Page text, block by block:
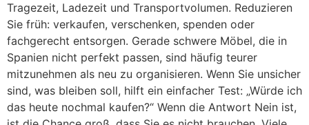
Tragezeit, Ladezeit und Transportvolumen. Reduzieren
Sie früh: verkaufen, verschenken, spenden oder
fachgerecht entsorgen. Gerade schwere Möbel, die in
Spanien nicht perfekt passen, sind häufig teurer
mitzunehmen als neu zu organisieren. Wenn Sie unsicher
sind, was bleiben soll, hilft ein einfacher Test: „Würde ich
das heute nochmal kaufen?“ Wenn die Antwort Nein ist,